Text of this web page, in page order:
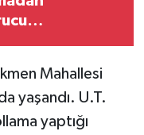
Mahallesi
yaşandı. U.T.
yaptığı